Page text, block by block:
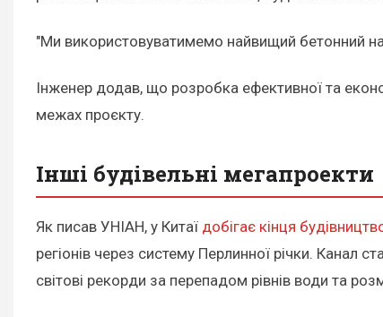
"Ми використовуватимемо найвищий бетонний
Інженер додав, що розробка ефективної та
межах проєкту.
Інші будівельні мегапроекти
Як писав УНІАН, у Китаї добігає кінця
регіонів через систему Перлинної річки. Канал
світові рекорди за перепадом рівнів води та